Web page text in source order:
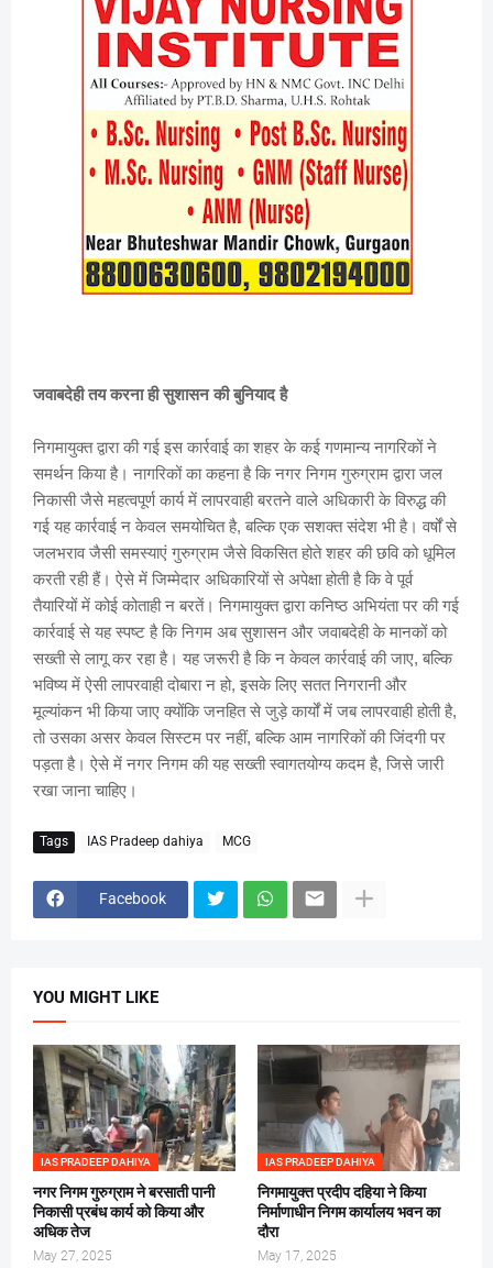
जवाबदेही तय करना ही सुशासन की बुनियाद है
निगमायुक्त द्वारा की गई इस कार्रवाई का शहर के कई गणमान्य नागरिकों ने
समर्थन किया है। नागरिकों का कहना है कि नगर निगम गुरुग्राम द्वारा जल
निकासी जैसे महत्वपूर्ण कार्य में लापरवाही बरतने वाले अधिकारी के विरुद्ध की
गई यह कार्रवाई न केवल समयोचित है, बल्कि एक सशक्त संदेश भी है। वर्षों से
जलभराव जैसी समस्याएं गुरुग्राम जैसे विकसित होते शहर की छवि को धूमिल
करती रही हैं। ऐसे में जिम्मेदार अधिकारियों से अपेक्षा होती है कि वे पूर्व
तैयारियों में कोई कोताही न बरतें। निगमायुक्त द्वारा कनिष्ठ अभियंता पर की गई
कार्रवाई से यह स्पष्ट है कि निगम अब सुशासन और जवाबदेही के मानकों को
सख्ती से लागू कर रहा है। यह जरूरी है कि न केवल कार्रवाई की जाए, बल्कि
भविष्य में ऐसी लापरवाही दोबारा न हो, इसके लिए सतत निगरानी और
मूल्यांकन भी किया जाए क्योंकि जनहित से जुड़े कार्यों में जब लापरवाही होती है,
तो उसका असर केवल सिस्टम पर नहीं, बल्कि आम नागरिकों की जिंदगी पर
पड़ता है। ऐसे में नगर निगम की यह सख्ती स्वागतयोग्य कदम है, जिसे जारी
रखा जाना चाहिए।
Tags IAS Pradeep dahiya MCG
Facebook
YOU MIGHT LIKE
IAS PRADEEP DAHIYA
नगर निगम गुरुग्राम ने बरसाती पानी
निकासी प्रबंध कार्य को किया और
अधिक तेज
May 27, 2025
IAS PRADEEP DAHIYA
निगमायुक्त प्रदीप दहिया ने किया
निर्माणाधीन निगम कार्यालय भवन का
दौरा
May 17, 2025